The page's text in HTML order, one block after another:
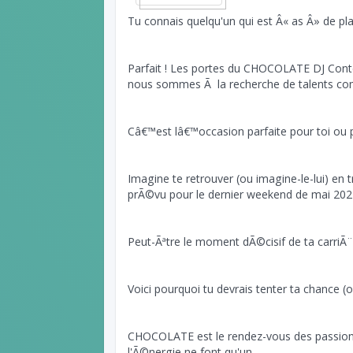
Tu connais quelqu'un qui est Â« as Â» de
Parfait ! Les portes du CHOCOLATE DJ
nous sommes Ã la recherche de talents
Câ€™est lâ€™occasion parfaite pour toi ou
Imagine te retrouver (ou imagine-le-lui) en
prÃ©vu pour le dernier weekend de mai
Peut-Ãªtre le moment dÃ©cisif de ta
Voici pourquoi tu devrais tenter ta chance
CHOCOLATE est le rendez-vous des